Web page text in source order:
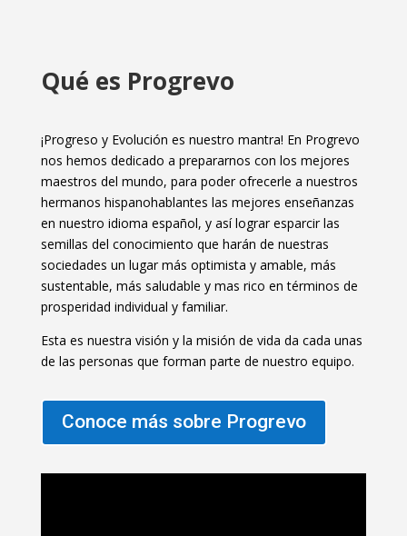
Qué es Progrevo
¡Progreso y Evolución es nuestro mantra! En Progrevo
nos hemos dedicado a prepararnos con los mejores
maestros del mundo, para poder ofrecerle a nuestros
hermanos hispanohablantes las mejores enseñanzas
en nuestro idioma español, y así lograr esparcir las
semillas del conocimiento que harán de nuestras
sociedades un lugar más optimista y amable, más
sustentable, más saludable y mas rico en términos de
prosperidad individual y familiar.
Esta es nuestra visión y la misión de vida da cada unas
de las personas que forman parte de nuestro equipo.
Conoce más sobre Progrevo